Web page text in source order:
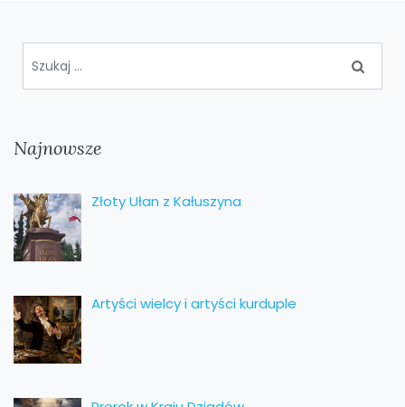
Najnowsze
Złoty Ułan z Kałuszyna
Artyści wielcy i artyści kurduple